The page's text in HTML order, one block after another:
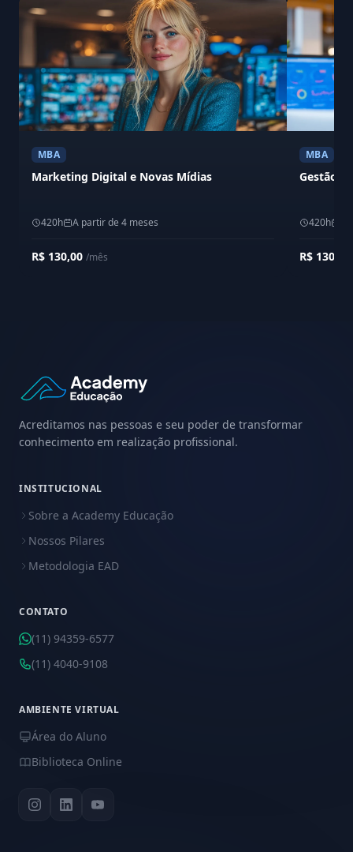
MBA
Marketing Digital e Novas Mídias
420h A partir de 4 meses
R$ 130,00 /mês
MBA
Gestão
420h
R$ 130,00
Acreditamos nas pessoas e seu poder de transformar
conhecimento em realização profissional.
INSTITUCIONAL
Sobre a Academy Educação
Nossos Pilares
Metodologia EAD
CONTATO
(11) 94359-6577
(11) 4040-9108
AMBIENTE VIRTUAL
Área do Aluno
Biblioteca Online